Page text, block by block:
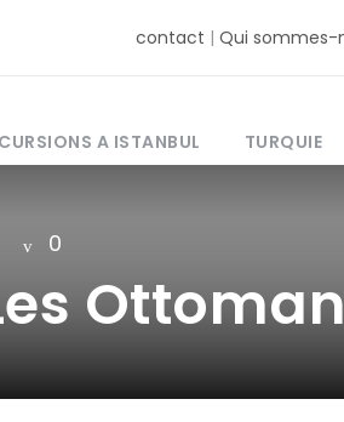
contact | Qui sommes-
A ISTANBUL TURQUIE
0